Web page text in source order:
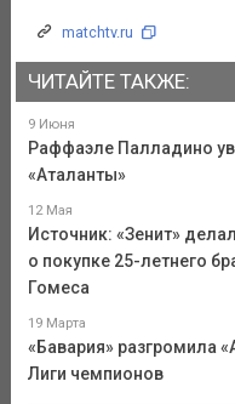
matchtv.ru
ЧИТАЙТЕ ТАКЖЕ:
9 Июня
Раффаэле Палладино
«Аталанты»
12 Мая
Источник: «Зенит»
о покупке 25-летнего
Гомеса
19 Марта
«Бавария» разгромила
Лиги чемпионов